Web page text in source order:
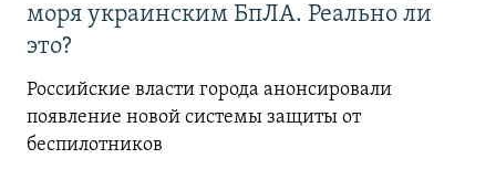
моря украинским БпЛА. Реально ли
это?
Российские власти города анонсировали
появление новой системы защиты от
беспилотников